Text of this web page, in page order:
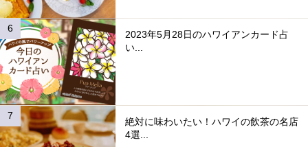
2023年5月28日のハワイアンカード占
い...
絶対に味わいたい！ハワイの飲茶の名店
4選...